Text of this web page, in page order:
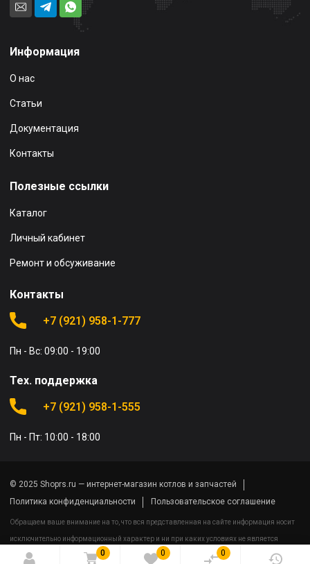
0 0 0
Информация
О нас
Статьи
Документация
Контакты
Полезные ссылки
Каталог
Личный кабинет
Ремонт и обсуживание
Контакты
+7 (921) 958-1-777
Пн - Вс: 09:00 - 19:00
Тех. поддержка
+7 (921) 958-1-555
Пн - Пт: 10:00 - 18:00
© 2025 Shoprs.ru — интернет-магазин котлов и запчастей
Политика конфиденциальности
Пользовательское соглашение
Обращаем ваше внимание на то, что вся представленная на сайте информация носит
исключительно информационный характер и ни при каких условиях не является
публичной офертой определяемой положениями Статьи 437(2) Гражданского кодекса